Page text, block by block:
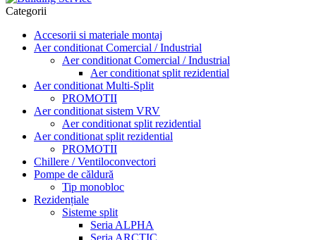
Categorii
Accesorii si materiale montaj
Aer conditionat Comercial / Industrial
Aer conditionat Comercial / Industrial
Aer conditionat split rezidential
Aer conditionat Multi-Split
PROMOTII
Aer conditionat sistem VRV
Aer conditionat split rezidential
Aer conditionat split rezidential
PROMOTII
Chillere / Ventiloconvectori
Pompe de căldură
Tip monobloc
Rezidențiale
Sisteme split
Seria ALPHA
Seria ARCTIC